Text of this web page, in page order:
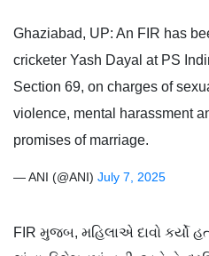
Ghaziabad, UP: An FIR has
cricketer Yash Dayal at PS
Section 69, on charges of
violence, mental harassment
promises of marriage.
— ANI (@ANI) July 7, 2025
FIR મુજબ, મહિલાએ દાવો કર્યો